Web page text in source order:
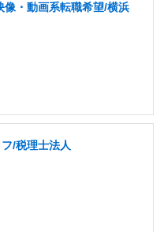
・動画系転職希望/横浜
/税理士法人